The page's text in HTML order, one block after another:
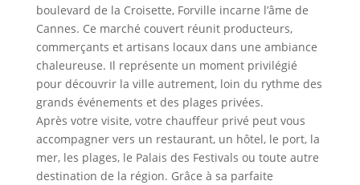
boulevard de la Croisette, Forville incarne l’âme de
Cannes. Ce marché couvert réunit producteurs,
commerçants et artisans locaux dans une ambiance
chaleureuse. Il représente un moment privilégié
pour découvrir la ville autrement, loin du rythme des
grands événements et des plages privées.
Après votre visite, votre chauffeur privé peut vous
accompagner vers un restaurant, un hôtel, le port, la
mer, les plages, le Palais des Festivals ou toute autre
destination de la région. Grâce à sa parfaite